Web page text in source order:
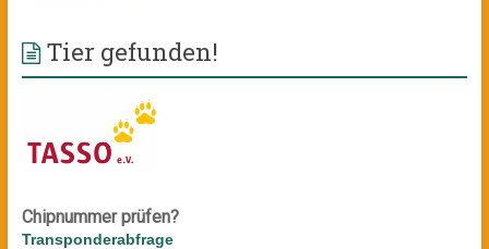
Tier gefunden!
Chipnummer prüfen?
Transponderabfrage